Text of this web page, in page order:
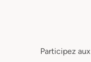
Participez